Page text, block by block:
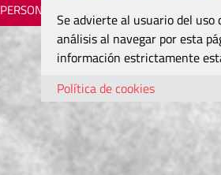
PERSONAJES
Se advierte al usuario del uso
análisis al navegar por esta
información estrictamente
Política de cookies